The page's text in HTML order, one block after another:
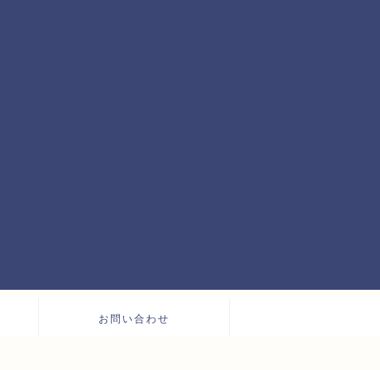
お問い合わせ